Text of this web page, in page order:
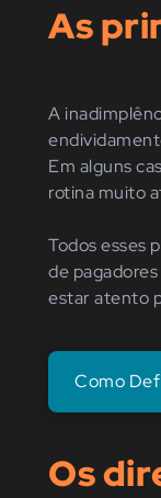
As
A
Em alguns
rotina muito
Todos esses
de
estar atento
Como
Os